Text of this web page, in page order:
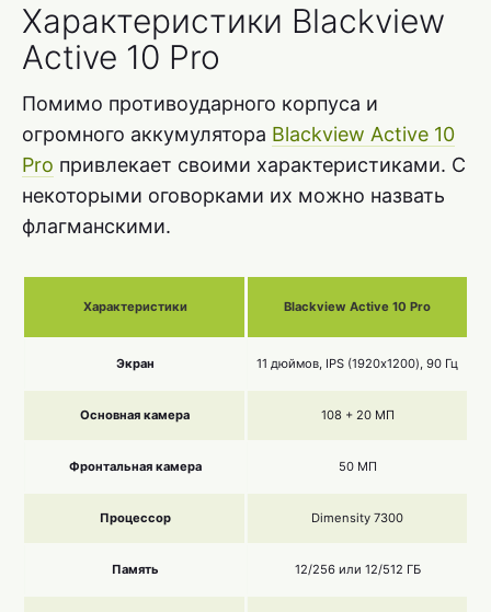
Характеристики Blackview
Active 10 Pro
Помимо противоударного корпуса и
огромного аккумулятора Blackview Active 10
Pro привлекает своими характеристиками. С
некоторыми оговорками их можно назвать
флагманскими.
Характеристики Blackview Active 10 Pro
Экран 11 дюймов, IPS (1920х1200), 90 Гц
Основная камера 108 + 20 МП
Фронтальная камера 50 МП
Процессор Dimensity 7300
Память 12/256 или 12/512 ГБ